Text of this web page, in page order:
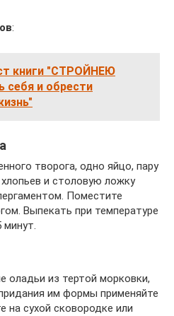
:
книги "СТРОЙНЕЮ
себя и обрести
творога, одно яйцо, пару
и столовую ложку
Поместите
Выпекать при температуре
минут.
оладьи из тертой морковки,
им формы применяйте
на сухой сковородке или